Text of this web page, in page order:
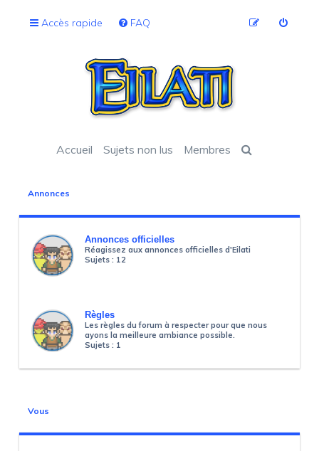
Accès rapide FAQ
Accueil Sujets non lus Membres
Annonces
Annonces officielles
Réagissez aux annonces officielles d'Eilati
Sujets : 12
Règles
Les règles du forum à respecter pour que nous
ayons la meilleure ambiance possible.
Sujets : 1
Vous